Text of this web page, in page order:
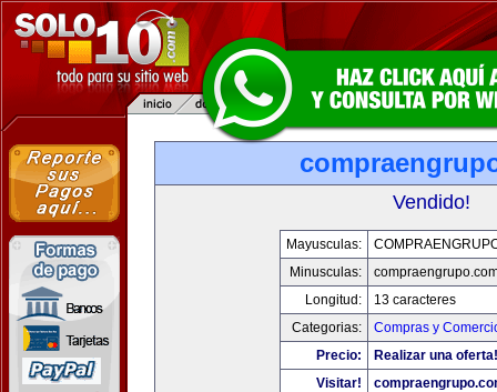
Vendido!
Mayusculas:
Minusculas:
Longitud:
13 caracteres
Categorias:
Compras y
Precio:
Realizar una oferta!
Visitar!